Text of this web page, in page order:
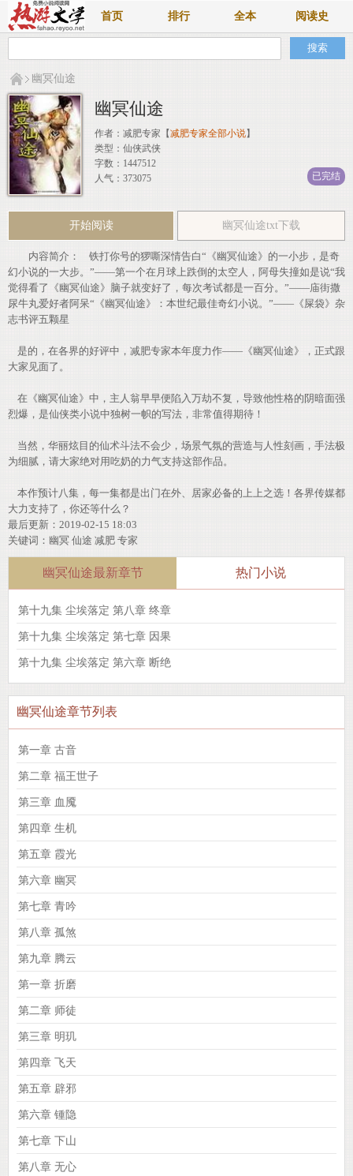
首页 排行 全本 阅读史
幽冥仙途
幽冥仙途
作者： 减肥专家 【减肥专家全部小说】
类型：仙侠武侠
字数：1447512
人气：373075
已完结
开始阅读 幽冥仙途txt下载
内容简介： 铁打你号的猡嘶深情告白“《幽冥仙途》的一小步，是奇
幻小说的一大步。”——第一个在月球上跌倒的太空人，阿母失撞如是说“我
觉得看了《幽冥仙途》脑子就变好了，每次考试都是一百分。”——庙街撒
尿牛丸爱好者阿呆“《幽冥仙途》：本世纪最佳奇幻小说。”——《屎袋》杂
志书评五颗星
是的，在各界的好评中，减肥专家本年度力作——《幽冥仙途》，正式跟
大家见面了。
在《幽冥仙途》中，主人翁早早便陷入万劫不复，导致他性格的阴暗面强
烈爆，是仙侠类小说中独树一帜的写法，非常值得期待！
当然，华丽炫目的仙术斗法不会少，场景气氛的营造与人性刻画，手法极
为细腻，请大家绝对用吃奶的力气支持这部作品。
本作预计八集，每一集都是出门在外、居家必备的上上之选！各界传媒都
大力支持了，你还等什么？
最后更新：2019-02-15 18:03
关键词： 幽冥 仙途 减肥 专家
幽冥仙途最新章节 热门小说
第十九集 尘埃落定 第八章 终章
第十九集 尘埃落定 第七章 因果
第十九集 尘埃落定 第六章 断绝
幽冥仙途章节列表
第一章 古音
第二章 福王世子
第三章 血魇
第四章 生机
第五章 霞光
第六章 幽冥
第七章 青吟
第八章 孤煞
第九章 腾云
第一章 折磨
第二章 师徒
第三章 明玑
第四章 飞天
第五章 辟邪
第六章 锺隐
第七章 下山
第八章 无心